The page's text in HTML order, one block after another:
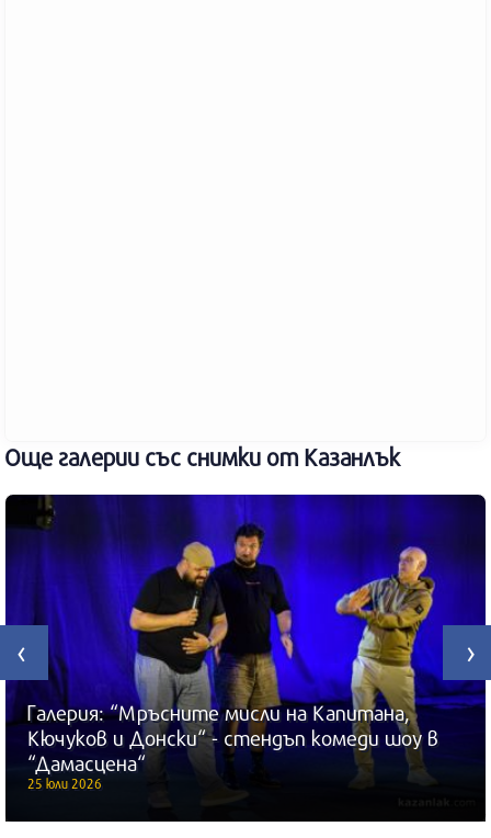
Още галерии със снимки от Казанлък
Галерия: “Мръсните мисли на Капитана,
Кючуков и Донски“ - стендъп комеди шоу в
“Дамасцена“
25 юли 2026
‹ ›